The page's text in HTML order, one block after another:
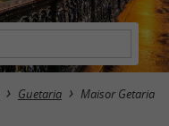
Guetaria Maisor Getaria